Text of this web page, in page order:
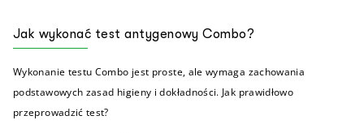
Jak wykonać test antygenowy Combo?
Wykonanie testu Combo jest proste, ale wymaga zachowania
podstawowych zasad higieny i dokładności. Jak prawidłowo
przeprowadzić test?